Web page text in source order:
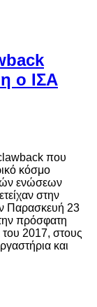
ο ΙΣΑ
που
κόσμο
ενώσεων
στην
Παρασκευή 23
πρόσφατη
2017, στους
και